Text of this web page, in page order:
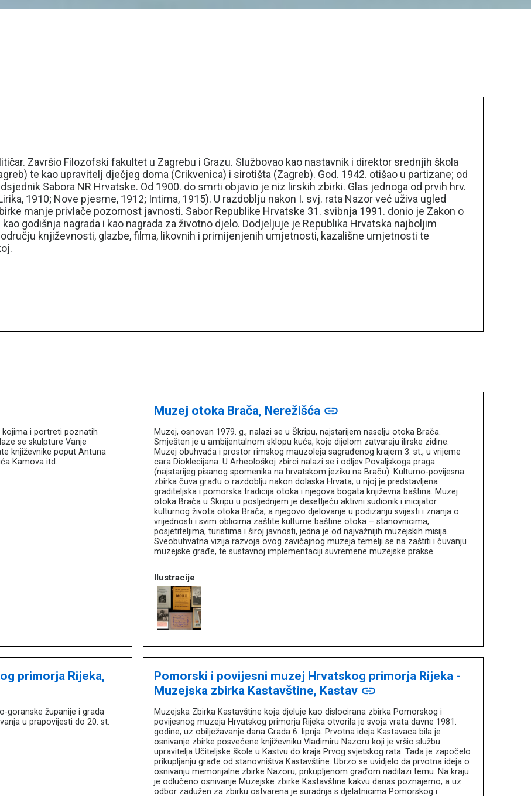
Završio Filozofski fakultet u Zagrebu i Grazu. Službovao kao nastavnik i direktor srednjih škola
te kao upravitelj dječjeg doma (Crikvenica) i sirotišta (Zagreb). God. 1942. otišao u partizane; od
Sabora NR Hrvatske. Od 1900. do smrti objavio je niz lirskih zbirki. Glas jednoga od prvih hrv.
1910; Nove pjesme, 1912; Intima, 1915). U razdoblju nakon I. svj. rata Nazor već uživa ugled
manje privlače pozornost javnosti. Sabor Republike Hrvatske 31. svibnja 1991. donio je Zakon o
godišnja nagrada i kao nagrada za životno djelo. Dodjeljuje je Republika Hrvatska najboljim
književnosti, glazbe, filma, likovnih i primijenjenih umjetnosti, kazališne umjetnosti te
kojima i portreti poznatih
se skulpture Vanje
književnike poput Antuna
Kamova itd.
Muzej otoka Brača, Nerežišća link
Muzej, osnovan 1979. g., nalazi se u Škripu, najstarijem naselju otoka Brača.
Smješten je u ambijentalnom sklopu kuća, koje dijelom zatvaraju ilirske zidine.
Muzej obuhvaća i prostor rimskog mauzoleja sagrađenog krajem 3. st., u vrijeme
cara Dioklecijana. U Arheološkoj zbirci nalazi se i odljev Povaljskoga praga
(najstarijeg pisanog spomenika na hrvatskom jeziku na Braču). Kulturno-povijesna
zbirka čuva građu o razdoblju nakon dolaska Hrvata; u njoj je predstavljena
graditeljska i pomorska tradicija otoka i njegova bogata književna baština. Muzej
otoka Brača u Škripu u posljednjem je desetljeću aktivni sudionik i inicijator
kulturnog života otoka Brača, a njegovo djelovanje u podizanju svijesti i znanja o
vrijednosti i svim oblicima zaštite kulturne baštine otoka – stanovnicima,
posjetiteljima, turistima i široj javnosti, jedna je od najvažnijih muzejskih misija.
Sveobuhvatna vizija razvoja ovog zavičajnog muzeja temelji se na zaštiti i čuvanju
muzejske građe, te sustavnoj implementaciji suvremene muzejske prakse.
Ilustracije
primorja Rijeka,
goranske županije i grada
u prapovijesti do 20. st.
Pomorski i povijesni muzej Hrvatskog primorja Rijeka -
Muzejska zbirka Kastavštine, Kastav link
Muzejska Zbirka Kastavštine koja djeluje kao dislocirana zbirka Pomorskog i
povijesnog muzeja Hrvatskog primorja Rijeka otvorila je svoja vrata davne 1981.
godine, uz obilježavanje dana Grada 6. lipnja. Prvotna ideja Kastavaca bila je
osnivanje zbirke posvećene književniku Vladimiru Nazoru koji je vršio službu
upravitelja Učiteljske škole u Kastvu do kraja Prvog svjetskog rata. Tada je započelo
prikupljanju građe od stanovništva Kastavštine. Ubrzo se uvidjelo da prvotna ideja o
osnivanju memorijalne zbirke Nazoru, prikupljenom građom nadilazi temu. Na kraju
je odlučeno osnivanje Muzejske zbirke Kastavštine kakvu danas poznajemo, a uz
odbor zadužen za zbirku ostvarena je suradnja s djelatnicima Pomorskog i